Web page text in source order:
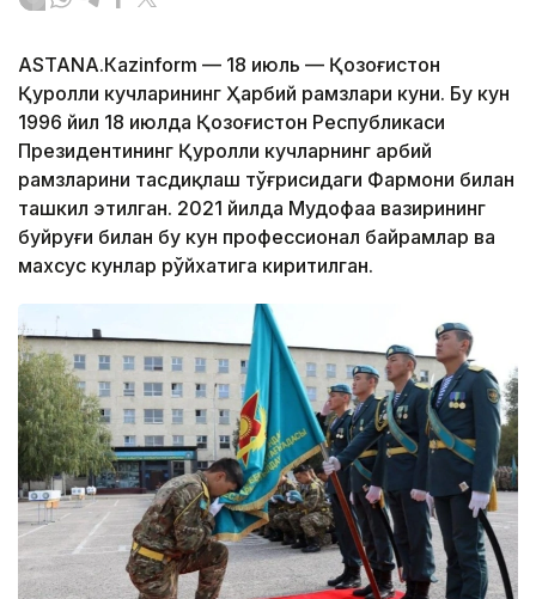
АSTANА.Кazinform — 18 июль — Қозоғистон
Қуролли кучларининг Ҳарбий рамзлари куни. Бу кун
1996 йил 18 июлда Қозоғистон Республикаси
Президентининг Қуролли кучларнинг ҳарбий
рамзларини тасдиқлаш тўғрисидаги Фармони билан
ташкил этилган. 2021 йилда Мудофаа вазирининг
буйруғи билан бу кун профессионал байрамлар ва
махсус кунлар рўйхатига киритилган.